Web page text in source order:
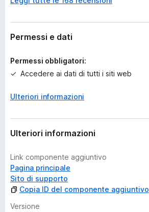
a
c
o
a
a
u
a
z
o
n
i
Permessi e dati
Permessi obbligatori:
Accedere ai dati di tutti i siti web
Ulteriori informazioni
Ulteriori informazioni
Link componente aggiuntivo
Pagina principale
Sito di supporto
Copia ID del componente aggiuntivo
Versione